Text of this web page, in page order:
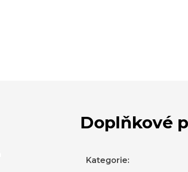
Doplňkové
Kategorie: